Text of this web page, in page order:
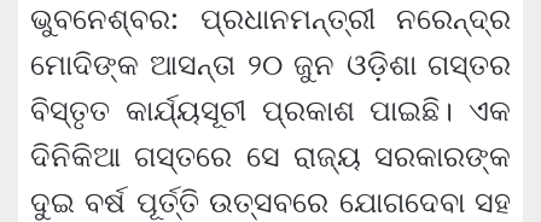
ଭୁବନେଶ୍ବର: ପ୍ରଧାନମନ୍ତ୍ରୀ ନରେନ୍ଦ୍ର
ମୋଦିଙ୍କ ଆସନ୍ତା ୨୦ ଜୁନ ଓଡ଼ିଶା ଗସ୍ତର
ବିସ୍ତୃତ କାର୍ଯ୍ୟସୂଚୀ ପ୍ରକାଶ ପାଇଛି। ଏକ
ଦିନିକିଆ ଗସ୍ତରେ ସେ ରାଜ୍ୟ ସରକାରଙ୍କ
ଦୁଇ ବର୍ଷ ପୂର୍ତ୍ତି ଉତ୍ସବରେ ଯୋଗଦେବା ସହ